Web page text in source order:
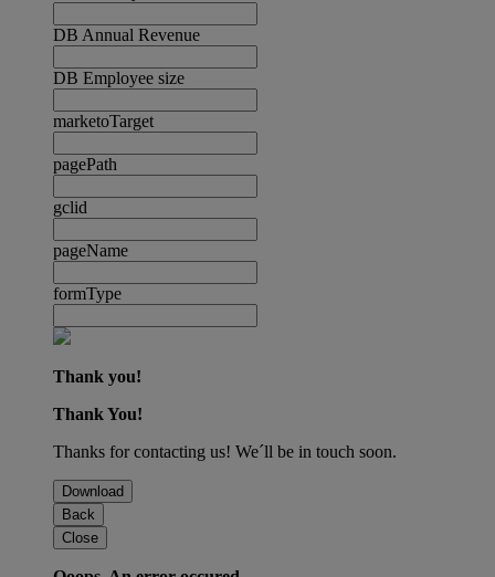
DB Annual Revenue
DB Employee size
marketoTarget
pagePath
gclid
pageName
formType
Thank you!
Thank You!
Thanks for contacting us! We´ll be in touch soon.
Download
Back
Close